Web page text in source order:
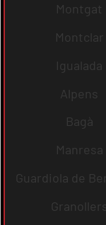
Montgat
Montclar
Igualada
Alpens
Bagà
Manresa
Guardiola de
Granollers